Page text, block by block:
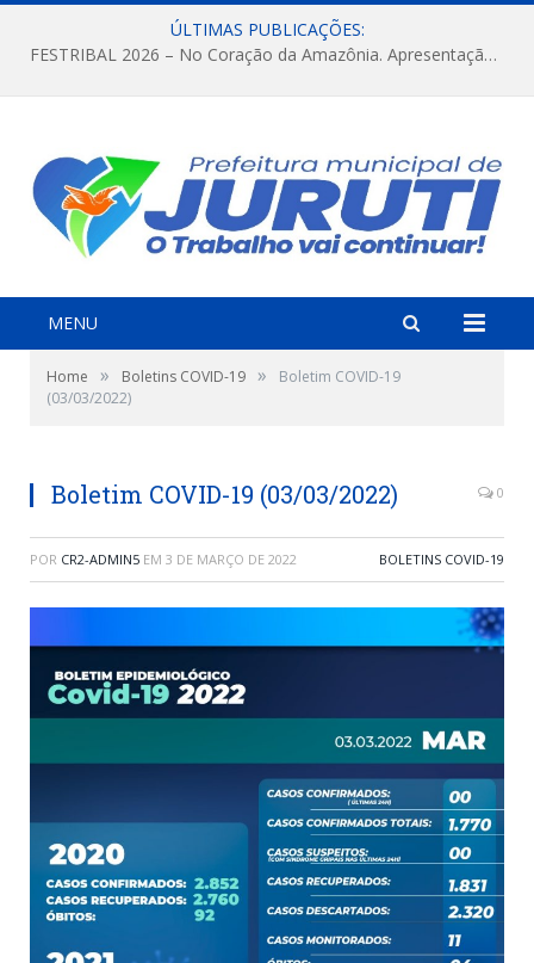
ÚLTIMAS PUBLICAÇÕES:
FESTRIBAL 2026 – No Coração da Amazônia. Apresentação da Munduruku.
MENU
Home » Boletins COVID-19 »
Boletim COVID-19
(03/03/2022)
Boletim COVID-19 (03/03/2022) 0
POR CR2-ADMIN5 EM 3 DE MARÇO DE 2022 BOLETINS COVID-19